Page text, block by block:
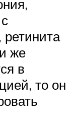
же
в
то он